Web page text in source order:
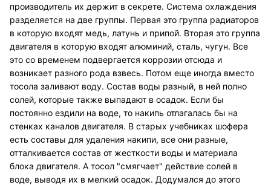
производитель их держит в секрете. Система охлаждения
разделяется на две группы. Первая это группа радиаторов
в которую входят медь, латунь и припой. Вторая это группа
двигателя в которую входят алюминий, сталь, чугун. Все
это со временем подвергается коррозии отсюда и
возникает разного рода взвесь. Потом еще иногда вместо
тосола заливают воду. Состав воды разный, в ней полно
солей, которые также выпадают в осадок. Если бы
постоянно ездили на воде, то накипь отлагалась бы на
стенках каналов двигателя. В старых учебниках шофера
есть составы для удаления накипи, все они разные,
отталкивается состав от жесткости воды и материала
блока двигателя. А тосол "смягчает" действие солей в
воде, выводя их в мелкий осадок. Додумался до этого